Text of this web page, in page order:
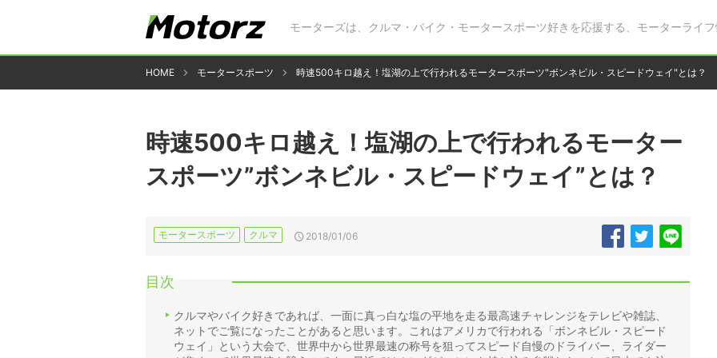
モーターズは、クルマ・バイク・モータースポーツ好きを応援する、モーターライフ
HOME モータースポーツ 時速500キロ越え！塩湖の上で行われるモータースポーツ"ボンネビル・スピードウェイ"とは？
時速500キロ越え！塩湖の上で行われるモーター
スポーツ”ボンネビル・スピードウェイ”とは？
モータースポーツ クルマ 2018/01/06
目次
クルマやバイク好きであれば、一面に真っ白な塩の平地を走る最高速チャレンジをテレビや雑誌、
ネットでご覧になったことがあると思います。これはアメリカで行われる「ボンネビル・スピード
ウェイ」という大会で、世界中から世界最速の称号を狙ってスピード自慢のドライバー、ライダー